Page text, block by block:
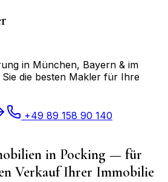
in München, Bayern & im
die besten Makler für Ihre
+49 89 158 90 140
in Pocking — für
Verkauf Ihrer Immobilie